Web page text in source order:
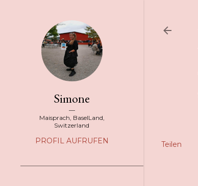
Teilen
Simone
Maisprach, BaselLand,
Switzerland
PROFIL AUFRUFEN